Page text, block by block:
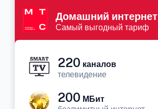
Домашний интернет
Самый выгодный тариф
220 каналов
телевидение
200 МБит